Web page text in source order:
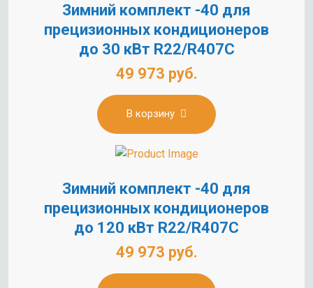
Зимний комплект -40 для
прецизионных кондиционеров
до 30 кВт R22/R407C
49 973 руб.
В корзину
Зимний комплект -40 для
прецизионных кондиционеров
до 120 кВт R22/R407C
49 973 руб.